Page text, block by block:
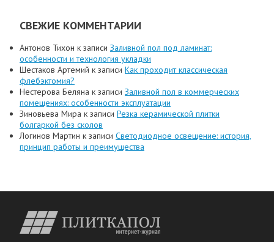
СВЕЖИЕ КОММЕНТАРИИ
Антонов Тихон к записи Заливной пол под ламинат:
особенности и технология укладки
Шестаков Артемий к записи Как проходит классическая
флебэктомия?
Нестерова Беляна к записи Заливной пол в коммерческих
помещениях: особенности эксплуатации
Зиновьева Мира к записи Резка керамической плитки
болгаркой без сколов
Логинов Мартин к записи Светодиодное освещение: история,
принцип работы и преимущества